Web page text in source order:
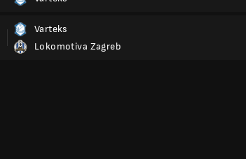
Varteks
Lokomotiva Zagreb